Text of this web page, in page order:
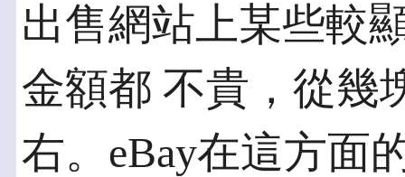
出售網站上某些較
金額都 不貴，從幾
右。eBay在這方面